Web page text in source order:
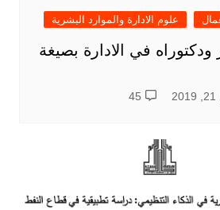
علوم الادارة والموارد البشرية
في الادارة بصيغة
45